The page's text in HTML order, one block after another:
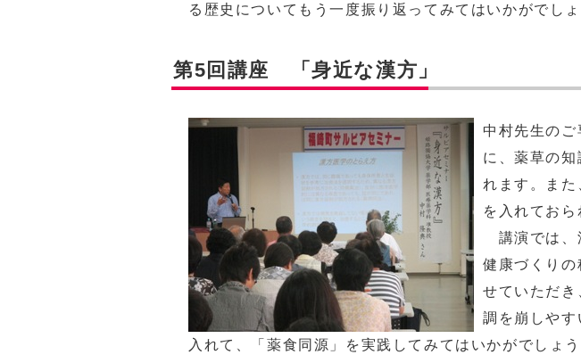
る歴史についてもう一度振り返ってみてはいかがでしょ
第5回講座 「身近な漢方」
中村先生の
に、薬草の
れます。ま
を入れておら
講演では、
健康づくり
せていただ
調を崩しやす
入れて、「薬食同源」を実践してみてはいかがでしょう